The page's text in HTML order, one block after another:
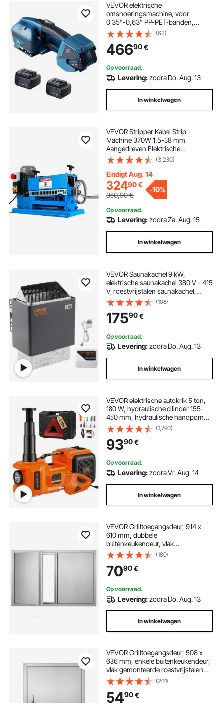
VEVOR elektrische
omsnoeringsmachine, voor
0,35"-0,63" PP-PET-banden,
draagbare elektrische
omsnoeringsmachine met digitaal
display, 2 x 4000 mAh op batterijen
werkend automatisch
omsnoeringsapparaat voor het
verpakken van kartonnen pallets
(62)
46690€
Op voorraad.
Levering:zodra Do. Aug. 13
In winkelwagen
VEVOR Stripper Kabel Strip
Machine 370W 1,5-38 mm
Aangedreven Elektrische
Draadstripmachine 10 Bladen 10
Kanalen Industrieel Verstelbaar
(3,230)
Eindigt Aug. 14
32490€
360,90€
-10%
Op voorraad.
Levering:zodra Za. Aug. 15
In winkelwagen
VEVOR Saunakachel 9 kW,
elektrische saunakachel 380 V - 415
V, roestvrijstalen saunakachel,
elektrische saunakachel met 2
standen (temperatuur, tijd), met
externe bedieningseenheid en 3M
temperatuursensor (saunastenen
niet inbegrepen)
(108)
17590€
Op voorraad.
Levering:zodra Do. Aug. 13
In winkelwagen
VEVOR elektrische autokrik 5 ton,
180 W, hydraulische cilinder 155-
450 mm, hydraulische handpomp
autokrik met slagmoersleutel,
gereedschapskist en stroomkabel
voor auto's en SUV's
(1,790)
9390€
Op voorraad.
Levering:zodra Vr. Aug. 14
In winkelwagen
VEVOR Grilltoegangsdeur, 914 x
610 mm, dubbele
buitenkeukendeur, vlak
gemonteerde roestvrijstalen deur,
verticale wanddeur met intrekbare
handgrepen, voor grill-eiland,
grillstation, buitenkast
(180)
7090€
Op voorraad.
Levering:zodra Do. Aug. 13
In winkelwagen
VEVOR Grilltoegangsdeur, 508 x
686 mm, enkele buitenkeukendeur,
vlak gemonteerde roestvrijstalen
deur, verticale wanddeur met
handgreep, voor grill-eiland,
grillstation, buitenkast
(201)
5490€